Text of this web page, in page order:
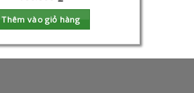
Thêm vào giỏ hàng